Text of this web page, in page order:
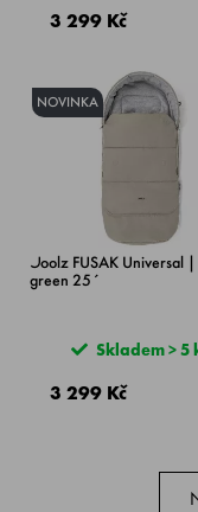
3 299 Kč
NOVINKA
Joolz FUSAK Universal |
green 25´
Skladem > 5
3 299 Kč